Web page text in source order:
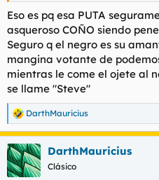
Eso es pq esa PUTA
asqueroso COÑO siendo
Seguro q el negro es su
mangina votante de
mientras le come el ojete al
se llame "Steve"
R
e
a
c
c
i
DarthMauricius
DarthMauricius
Clásico